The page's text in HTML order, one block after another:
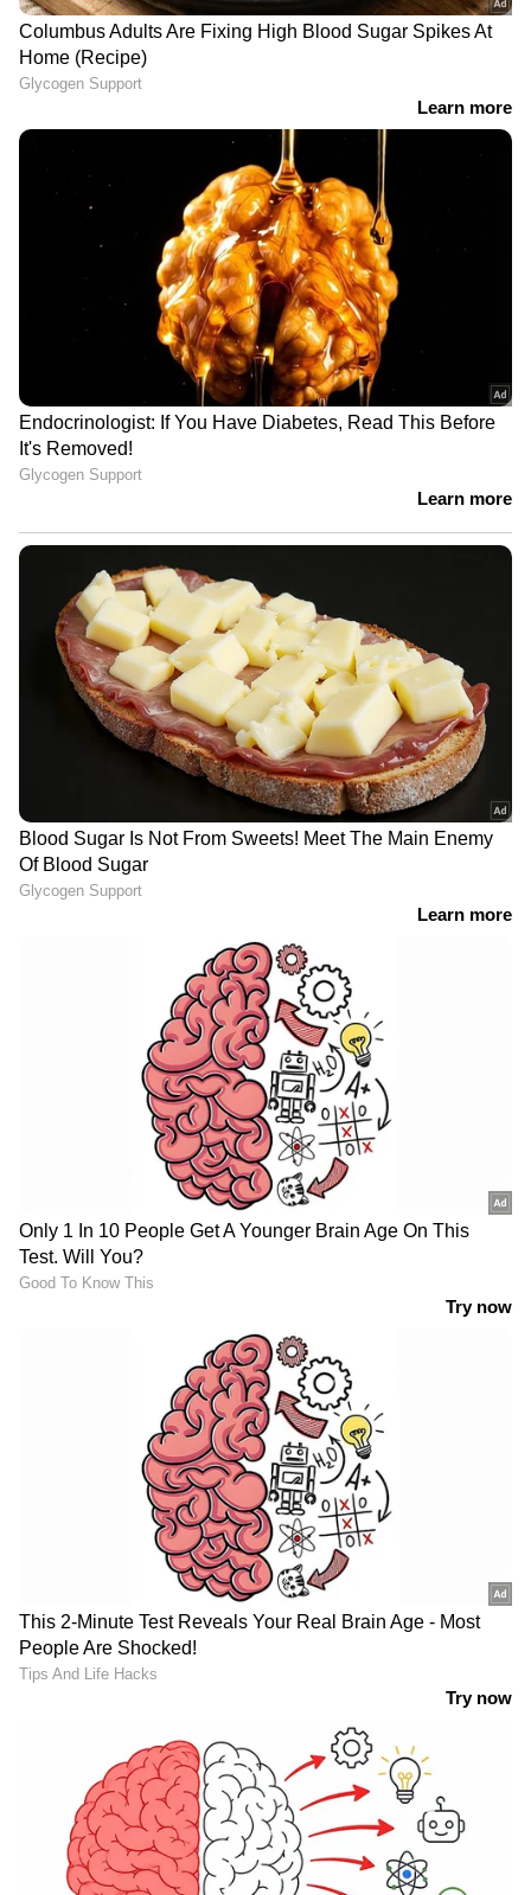
പിടിയിൽ
ഇന്ത്യൻ തെരഞ്ഞെടുപ്പ്
രാഷ്ട്രീയത്തെ പിടിച്ചുകുലുക്കിയ
ബോഫോഴ്സ് കേസ്; അവസാന
റൂമെല്ലാം റിവറെടുത്തു; ഡച്ച് പദ്ധതി
റൂം ഫോർ റിവർ പദ്ധതി
പെരുവെള്ളത്തിലുമായി